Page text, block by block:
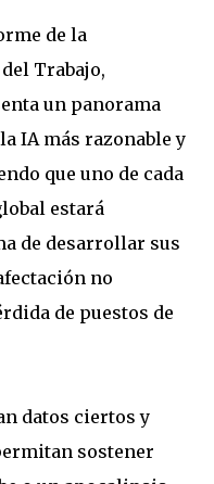
de la
Trabajo,
un panorama
IA más razonable y
que uno de cada
estará
de desarrollar sus
no
de puestos de
datos ciertos y
sostener